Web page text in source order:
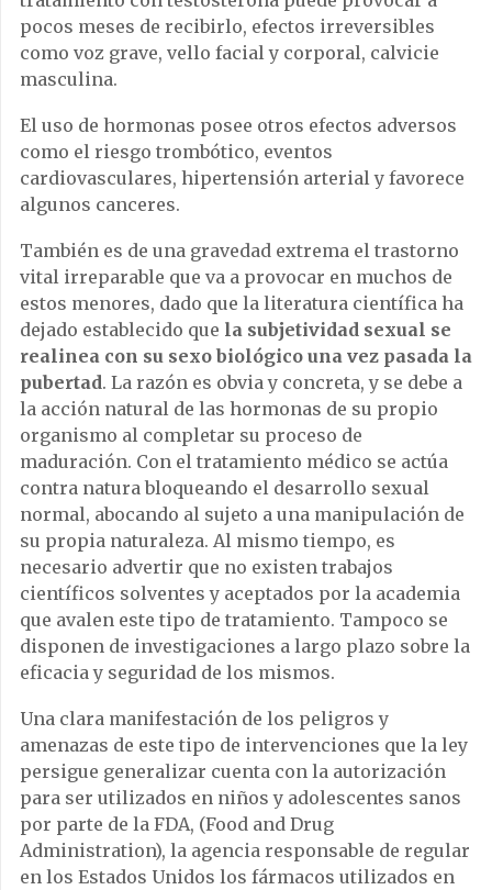
pocos meses de recibirlo, efectos irreversibles
como voz grave, vello facial y corporal, calvicie
masculina.
El uso de hormonas posee otros efectos adversos
como el riesgo trombótico, eventos
cardiovasculares, hipertensión arterial y favorece
algunos canceres.
También es de una gravedad extrema el trastorno
vital irreparable que va a provocar en muchos de
estos menores, dado que la literatura científica ha
dejado establecido que la subjetividad sexual se
realinea con su sexo biológico una vez pasada la
pubertad. La razón es obvia y concreta, y se debe a
la acción natural de las hormonas de su propio
organismo al completar su proceso de
maduración. Con el tratamiento médico se actúa
contra natura bloqueando el desarrollo sexual
normal, abocando al sujeto a una manipulación de
su propia naturaleza. Al mismo tiempo, es
necesario advertir que no existen trabajos
científicos solventes y aceptados por la academia
que avalen este tipo de tratamiento. Tampoco se
disponen de investigaciones a largo plazo sobre la
eficacia y seguridad de los mismos.
Una clara manifestación de los peligros y
amenazas de este tipo de intervenciones que la ley
persigue generalizar cuenta con la autorización
para ser utilizados en niños y adolescentes sanos
por parte de la FDA, (Food and Drug
Administration), la agencia responsable de regular
en los Estados Unidos los fármacos utilizados en